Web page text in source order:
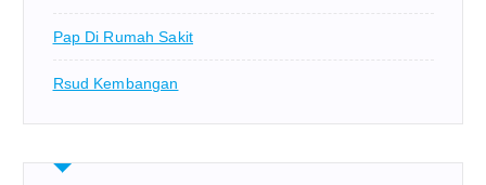
Pap Di Rumah Sakit
Rsud Kembangan